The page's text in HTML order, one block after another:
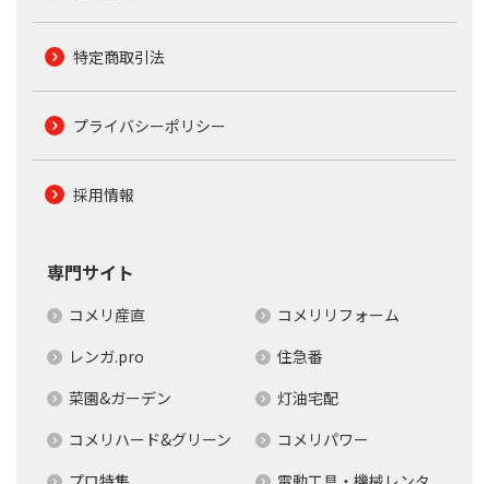
特定商取引法
プライバシーポリシー
採用情報
専門サイト
コメリ産直
コメリリフォーム
レンガ.pro
住急番
菜園&ガーデン
灯油宅配
コメリハード&グリーン
コメリパワー